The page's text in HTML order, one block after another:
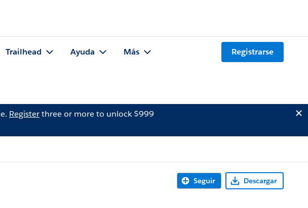
Trailhead Ayuda Más Registrarse
Registerthree or more to unlock $999
Seguir Descargar